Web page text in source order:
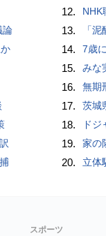
論
12. NHK
13. 「
14. 7歳
15. みな
16. 無期
17. 茨城
18. ド
19. 家の
20. 立体
スポーツ